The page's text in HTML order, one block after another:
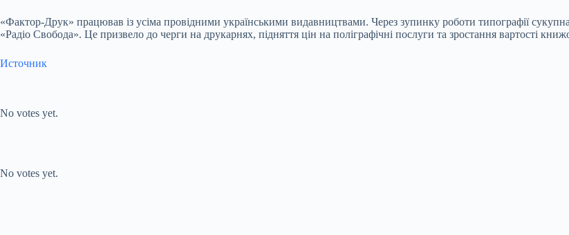
«Фактор-Друк» працював із усіма провідними українськими видавництвами. Через зупинку роботи типографії
«Радіо Свобода». Це призвело до черги на друкарнях, підняття цін на поліграфічні послуги та зростання вартості
Источник
No votes yet.
No votes yet.